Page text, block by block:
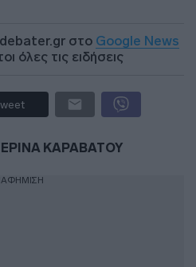
στο Google News
όλες τις ειδήσεις
ΚΑΡΑΒΑΤΟΥ